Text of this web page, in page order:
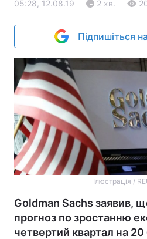
05:28, 12.08.19 2 хв.
Підпишіться
Ілюстрація /
Goldman Sachs заявив,
прогноз по зростанню
четвертий квартал на 20